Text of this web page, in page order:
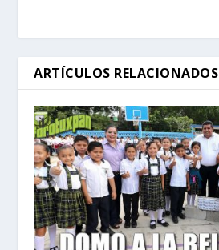
ARTÍCULOS RELACIONADOS